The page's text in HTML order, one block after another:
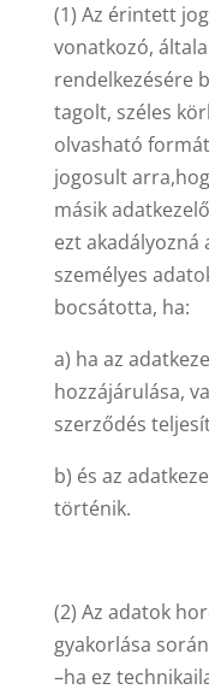
(1) Az érintett
vonatkozó,
rendelkezésére
tagolt, széles
olvasható
jogosult
másik
ezt akadályozná
személyes
bocsátotta, ha:
a) ha az
hozzájárulása,
szerződés
b) és az
történik.
(2) Az adatok
gyakorlása
–ha ez